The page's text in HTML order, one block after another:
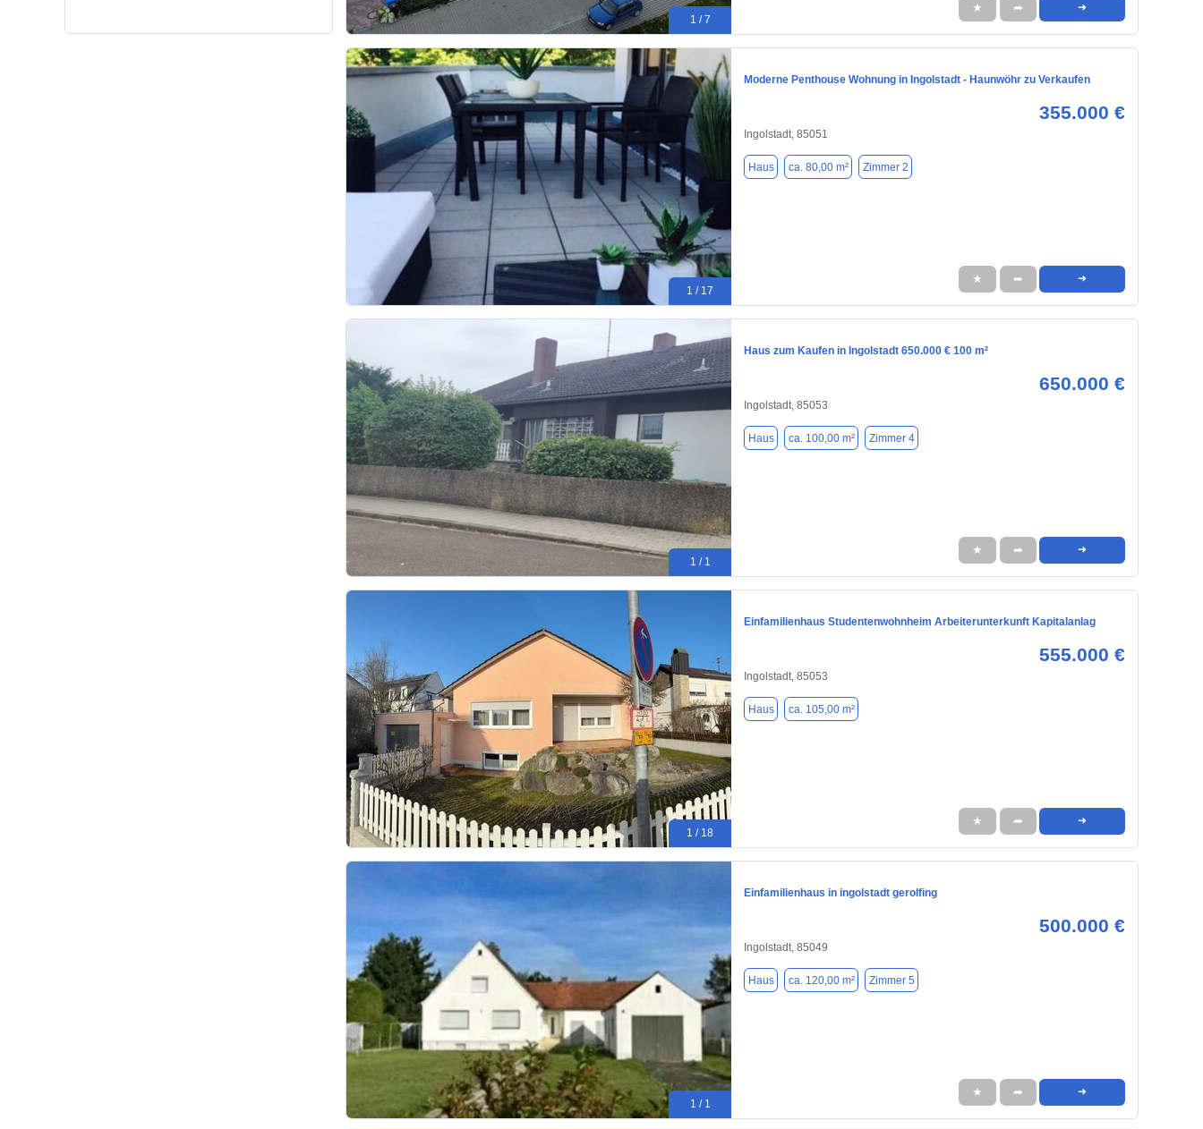
1 / 7
★ ➦ ➜
1 / 17
Moderne Penthouse Wohnung in Ingolstadt - Haunwöhr zu Verkaufen
355.000 €
Ingolstadt, 85051
Haus ca. 80,00 m² Zimmer 2
★ ➦ ➜
1 / 1
Haus zum Kaufen in Ingolstadt 650.000 € 100 m²
650.000 €
Ingolstadt, 85053
Haus ca. 100,00 m² Zimmer 4
★ ➦ ➜
1 / 18
Einfamilienhaus Studentenwohnheim Arbeiterunterkunft Kapitalanlag
555.000 €
Ingolstadt, 85053
Haus ca. 105,00 m²
★ ➦ ➜
1 / 1
Einfamilienhaus in ingolstadt gerolfing
500.000 €
Ingolstadt, 85049
Haus ca. 120,00 m² Zimmer 5
★ ➦ ➜